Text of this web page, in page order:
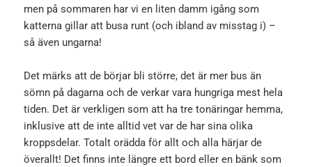
men på sommaren har vi en liten damm igång som
katterna gillar att busa runt (och ibland av misstag i) –
så även ungarna!
Det märks att de börjar bli större, det är mer bus än
sömn på dagarna och de verkar vara hungriga mest hela
tiden. Det är verkligen som att ha tre tonäringar hemma,
inklusive att de inte alltid vet var de har sina olika
kroppsdelar. Totalt orädda för allt och alla härjar de
överallt! Det finns inte längre ett bord eller en bänk som